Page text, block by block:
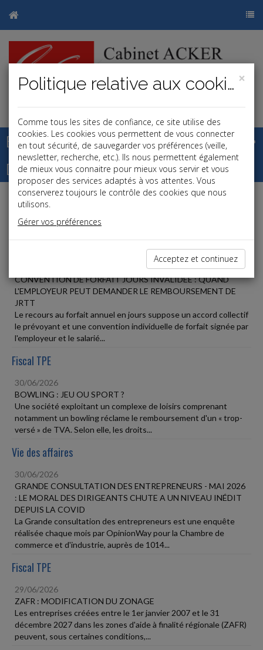
Base documentaire
Dépêches
Liste des dernières dépêches
Social
CONVENTION DE FORFAIT JOURS INVALIDÉE : QUAND
L'EMPLOYEUR PEUT DEMANDER LE REMBOURSEMENT DE
JRTT
Le recours au forfait annuel en jours suppose un accord collectif
le prévoyant et une convention individuelle de forfait signée par
l'employeur et le salarié...
Fiscal TPE
30/06/2026
BOWLING : JEU OU SPORT ?
Une société exploitant un complexe de loisirs comprenant
notamment un bowling réclame le remboursement d'un « trop-
versé » de TVA. Selon elle, les droits...
Vie des affaires
30/06/2026
GRANDE CONSULTATION DES ENTREPRENEURS - MAI 2026
: LE MORAL DES DIRIGEANTS CHUTE A UN NIVEAU INÉDIT
DEPUIS LA COVID
La Grande consultation des entrepreneurs est une enquête
réalisée chaque mois par OpinionWay pour la Chambre de
commerce et d'industrie, auprès de 1014...
Fiscal TPE
29/06/2026
ZAFR : MODIFICATION DU ZONAGE
Les entreprises créées entre le 1er janvier 2007 et le 31
décembre 2027 dans les zones d'aide à finalité régionale (ZAFR)
peuvent, sous certaines conditions,...
×
Politique relative aux cookies
Comme tous les sites de confiance, ce site utilise des
cookies. Les cookies vous permettent de vous connecter
en tout sécurité, de sauvegarder vos préférences (veille,
newsletter, recherche, etc.). Ils nous permettent également
de mieux vous connaitre pour mieux vous servir et vous
proposer des services adaptés à vos attentes. Vous
conserverez toujours le contrôle des cookies que nous
utilisons.
Gérer vos préférences
Acceptez et continuez